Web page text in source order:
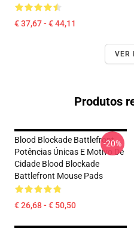
€ 37,67 - € 44,11
VER
Produtos
Blood Blockade Battlefront
Potências Únicas E Motivo De
Cidade Blood Blockade
Battlefront Mouse Pads
€ 26,68 - € 50,50
-20%